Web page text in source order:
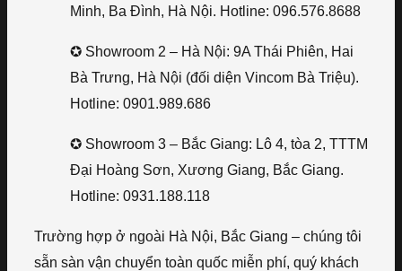
Minh, Ba Đình, Hà Nội. Hotline: 096.576.8688
✪ Showroom 2 – Hà Nội: 9A Thái Phiên, Hai
Bà Trưng, Hà Nội (đối diện Vincom Bà Triệu).
Hotline: 0901.989.686
✪ Showroom 3 – Bắc Giang: Lô 4, tòa 2, TTTM
Đại Hoàng Sơn, Xương Giang, Bắc Giang.
Hotline: 0931.188.118
Trường hợp ở ngoài Hà Nội, Bắc Giang – chúng tôi
sẵn sàn vận chuyển toàn quốc miễn phí, quý khách